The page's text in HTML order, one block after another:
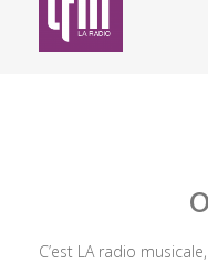
C’est LA radio